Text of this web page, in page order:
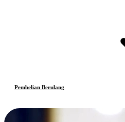
Pembelian Berulang